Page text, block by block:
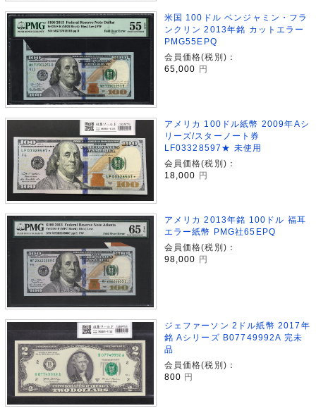
米国 100ドル ベンジャミン・フラ
ンクリン 2013年銘 カットエラー
PMG55EPQ
会員価格(税別)：
65,000
円
アメリカ 100ドル紙幣 2009年Aシ
リーズ/スターノート券
LF03328597★ 未使用
会員価格(税別)：
18,000 円
アメリカ 2013年銘 100ドル 福耳
エラー紙幣 PMG社65EPQ
会員価格(税別)：
98,000 円
ジェファーソン 2ドル紙幣 2017年
銘 Aシリーズ B07749992A 完未
品
会員価格(税別)：
800 円